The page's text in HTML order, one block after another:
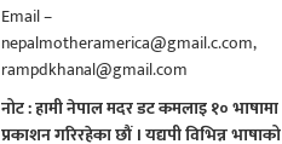
Email –
nepalmotheramerica@gmail.c.com,
rampdkhanal@gmail.com
नोट : हामी नेपाल मदर डट कमलाइ १० भाषामा
प्रकाशन गरिरहेका छौं । यद्यपी विभिन्न भाषाको